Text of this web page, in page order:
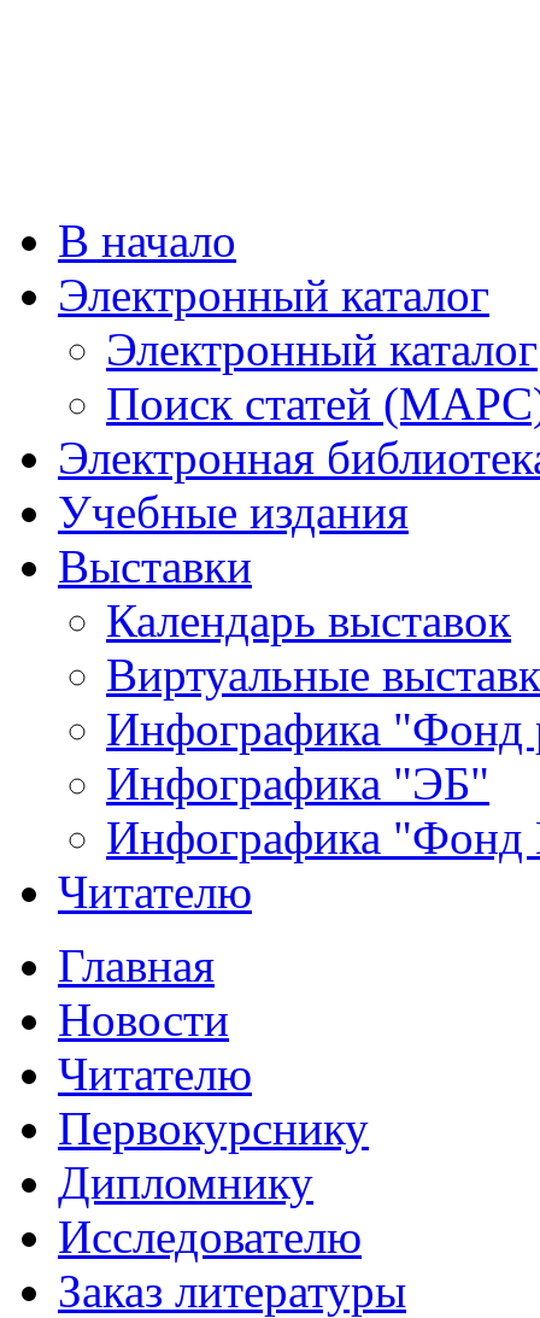
В начало
Электронный каталог
Электронный каталог
Поиск статей
Электронная
Учебные издания
Выставки
Календарь выставок
Виртуальные
Инфографика "Фонд
Инфографика "ЭБ"
Инфографика
Читателю
Главная
Новости
Читателю
Первокурснику
Дипломнику
Исследователю
Заказ литературы